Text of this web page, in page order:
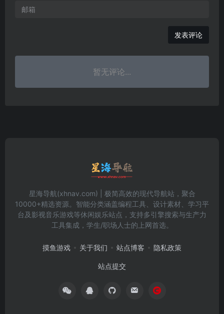
发表评论
暂无评论...
星海导航(xhnav.com) | 极简高效的现代导航站，聚合
10000+精选资源。智能分类涵盖编程工具、设计素材、学习平
台及影视音乐游戏等休闲娱乐站点，支持多引擎搜索与生产力
工具集成，学生/职场人士的上网首选。
摸鱼游戏 关于我们 站点博客 隐私政策
站点提交